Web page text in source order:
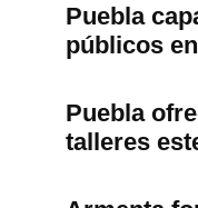
Puebla
públicos
Puebla
talleres